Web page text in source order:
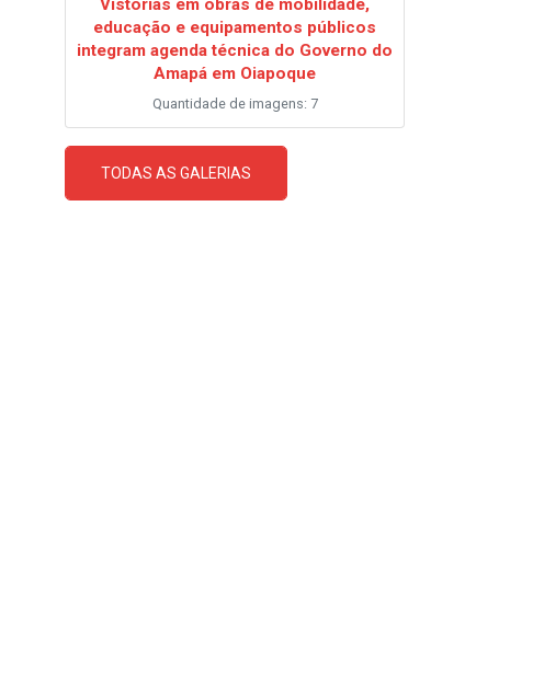
Vistorias em obras de mobilidade,
educação e equipamentos públicos
integram agenda técnica do Governo do
Amapá em Oiapoque
Quantidade de imagens: 7
TODAS AS GALERIAS